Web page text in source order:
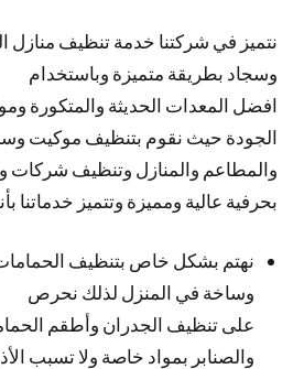
نتميز في شركتنا خدمة تنظيف
وسجاد بطريقة متميزة وباستخدام
افضل المعدات الحديثة والمتكورة
الجودة حيث نقوم بتنظيف موكيت
والمطاعم والمنازل وتنظيف
بحرفية عالية ومميزة وتتميز خدماتنا
نهتم بشكل خاص بتنظيف الحمامات
وساخة في المنزل لذلك نحرص
على تنظيف الجدران وأطقم
والصنابر بمواد خاصة ولا تسبب